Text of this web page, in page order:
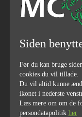
2024
årgang
9
hestekræfter
Siden
Før du kan bruge
cookies du vil tillade.
Du vil altid kunne
ikonet i nederste
Læs mere om om de
persondatapolitik her